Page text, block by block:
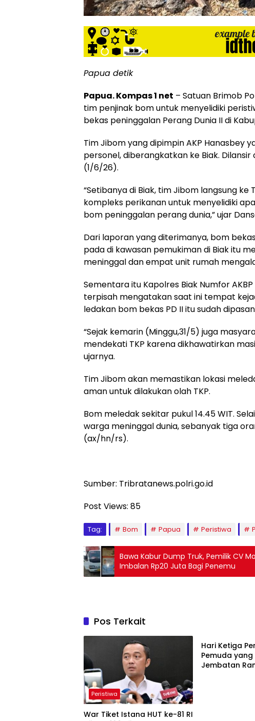
Papua detik
Papua. Kompas 1 net – Satuan Brimob
tim penjinak bom untuk menyelidiki
bekas peninggalan Perang Dunia II di
Tim Jibom yang dipimpin AKP Hanasbey
personel, diberangkatkan ke Biak. Dilansir
(1/6/26).
“Setibanya di Biak, tim Jibom langsung ke
kompleks perikanan untuk menyelidiki
bom peninggalan perang dunia,” ujar
Dari laporan yang diterimanya, bom
pada di kawasan pemukiman di Biak itu
meninggal dan empat unit rumah
Sementara itu Kapolres Biak Numfor
terpisah mengatakan saat ini tempat
ledakan bom bekas PD II itu sudah
“Sejak kemarin (Minggu,31/5) juga
mendekati TKP karena dikhawatirkan
ujarnya.
Tim Jibom akan memastikan lokasi
aman untuk dilakukan olah TKP.
Bom meledak sekitar pukul 14.45 WIT.
warga meninggal dunia, sebanyak tiga
(ax/hn/rs).
Sumber: Tribratanews.polri.go.id
Post Views: 85
Tag: Bom Papua Peristiwa
Bawa Kabur Dump Truk, Pemilik CV
Imbalan Rp20 Juta Bagi Penemu
Pos Terkait
Peristiwa
War Tiket Istana HUT ke-81 RI
Hari Ketiga
Pemuda
Jembatan